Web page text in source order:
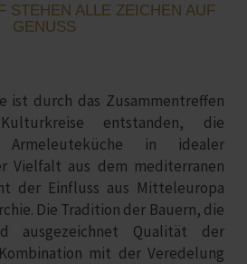
STEHEN ALLE ZEICHEN AUF
GENUSS
ist durch das Zusammentreffen
entstanden, die
in idealer
Vielfalt aus dem mediterranen
der Einfluss aus Mitteleuropa
Die Tradition der Bauern, die
ausgezeichnet Qualität der
mit der Veredelung